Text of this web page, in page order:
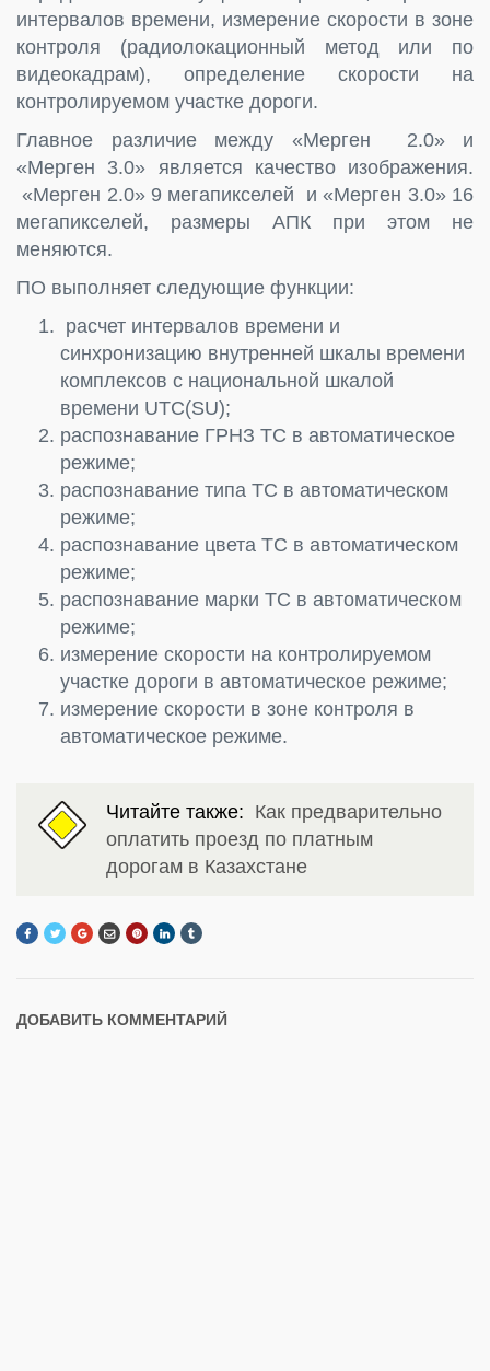
интервалов времени, измерение скорости в зоне
контроля (радиолокационный метод или по
видеокадрам), определение скорости на
контролируемом участке дороги.
Главное различие между «Мерген 2.0» и
«Мерген 3.0» является качество изображения.
«Мерген 2.0» 9 мегапикселей и «Мерген 3.0» 16
мегапикселей, размеры АПК при этом не
меняются.
ПО выполняет следующие функции:
расчет интервалов времени и
синхронизацию внутренней шкалы времени
комплексов с национальной шкалой
времени UTC(SU);
распознавание ГРНЗ TC в автоматическое
режиме;
распознавание типа TC в автоматическом
режиме;
распознавание цвета TC в автоматическом
режиме;
распознавание марки TC в автоматическом
режиме;
измерение скорости на контролируемом
участке дороги в автоматическое режиме;
измерение скорости в зоне контроля в
автоматическое режиме.
Читайте также: Как предварительно
оплатить проезд по платным
дорогам в Казахстане
ДОБАВИТЬ КОММЕНТАРИЙ